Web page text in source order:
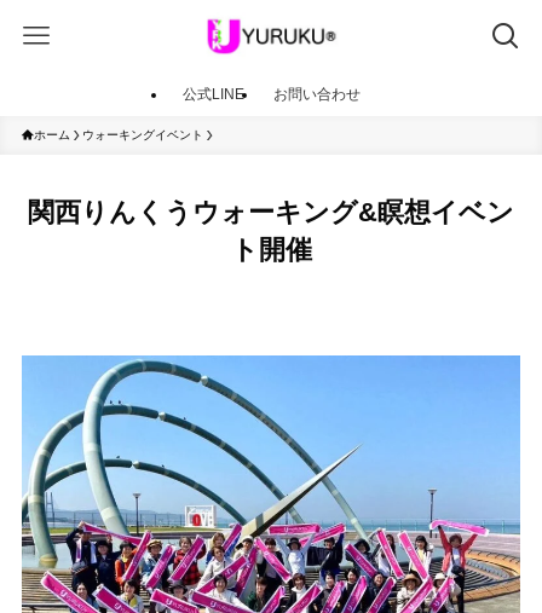
公式LINE お問い合わせ
ホーム ウォーキングイベント
関西りんくうウォーキング&瞑想イベン
ト開催